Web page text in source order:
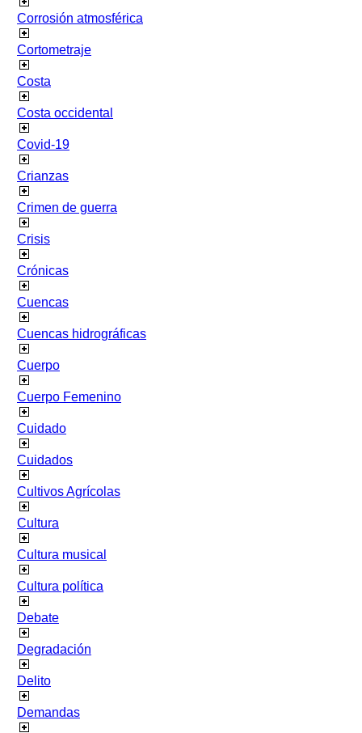
Corrosión atmosférica
Cortometraje
Costa
Costa occidental
Covid-19
Crianzas
Crimen de guerra
Crisis
Crónicas
Cuencas
Cuencas hidrográficas
Cuerpo
Cuerpo Femenino
Cuidado
Cuidados
Cultivos Agrícolas
Cultura
Cultura musical
Cultura política
Debate
Degradación
Delito
Demandas